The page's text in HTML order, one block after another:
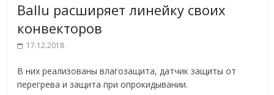
Ballu расширяет линейку своих
конвекторов
17.12.2018
В них реализованы влагозащита, датчик защиты от
перегрева и защита при опрокидывании.